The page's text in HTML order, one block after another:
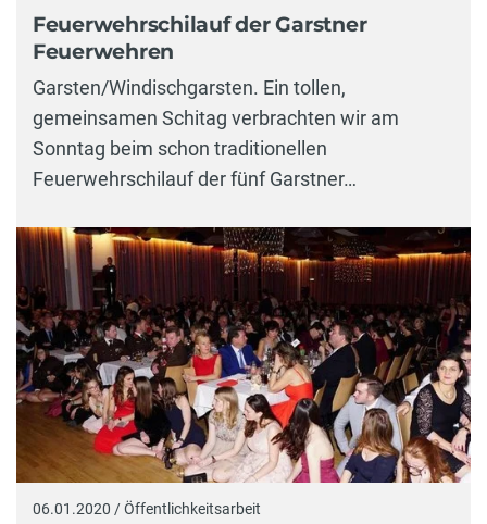
Feuerwehrschilauf der Garstner
Feuerwehren
Garsten/Windischgarsten. Ein tollen,
gemeinsamen Schitag verbrachten wir am
Sonntag beim schon traditionellen
Feuerwehrschilauf der fünf Garstner…
06.01.2020 / Öffentlichkeitsarbeit